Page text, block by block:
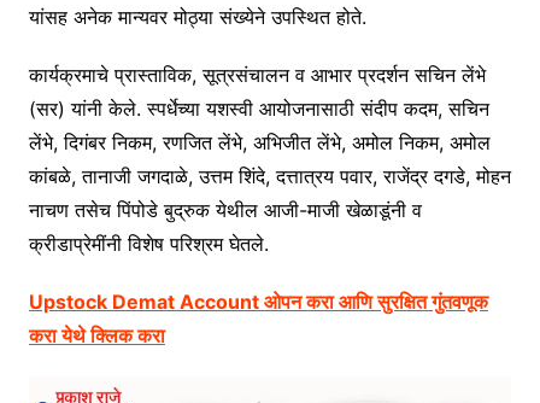
यांसह अनेक मान्यवर मोठ्या संख्येने उपस्थित होते.
कार्यक्रमाचे प्रास्ताविक, सूत्रसंचालन व आभार प्रदर्शन सचिन लेंभे
(सर) यांनी केले. स्पर्धेच्या यशस्वी आयोजनासाठी संदीप कदम, सचिन
लेंभे, दिगंबर निकम, रणजित लेंभे, अभिजीत लेंभे, अमोल निकम, अमोल
कांबळे, तानाजी जगदाळे, उत्तम शिंदे, दत्तात्रय पवार, राजेंद्र दगडे, मोहन
नाचण तसेच पिंपोडे बुद्रुक येथील आजी-माजी खेळाडूंनी व
क्रीडाप्रेमींनी विशेष परिश्रम घेतले.
Upstock Demat Account ओपन करा आणि सुरक्षित गुंतवणूक
करा येथे क्लिक करा